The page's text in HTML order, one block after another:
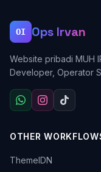
OI Ops Irvan
Website pribadi MUH
Developer, Operator
OTHER
ThemeIDN